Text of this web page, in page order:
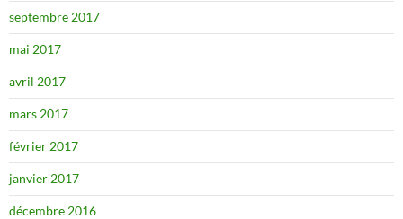
septembre 2017
mai 2017
avril 2017
mars 2017
février 2017
janvier 2017
décembre 2016